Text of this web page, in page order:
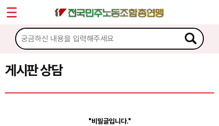
게시판 상담
"비밀글입니다."
마이페이지
소개
소식
노동상담
Sketchbook5, 스케치북5
Sketchbook5, 스케치북5